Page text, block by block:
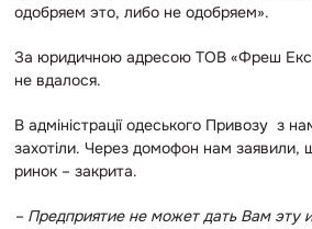
одобряем это, либо не одобряем».
За юридичною адресою ТОВ «Фреш
не вдалося.
В адміністрації одеського Привозу з
захотіли. Через домофон нам заявили,
ринок – закрита.
– Предприятие не может дать Вам эту